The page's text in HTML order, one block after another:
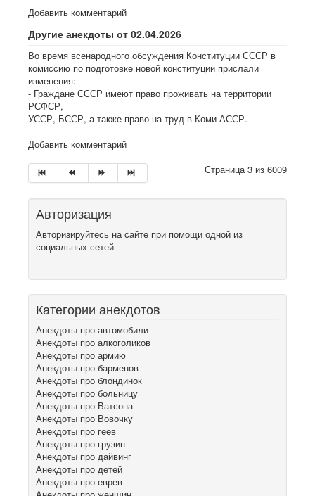
Добавить комментарий
Другие анекдоты от 02.04.2026
Во время всенародного обсуждения Конституции СССР в
комиссию по подготовке новой конституции прислали
изменения:
- Граждане СССР имеют право проживать на территории
РСФСР,
УССР, БССР, а также право на труд в Коми АССР.
Добавить комментарий
Страница 3 из 6009
Авторизация
Авторизируйтесь на сайте при помощи одной из
социальных сетей
Категории анекдотов
Анекдоты про автомобили
Анекдоты про алкоголиков
Анекдоты про армию
Анекдоты про барменов
Анекдоты про блондинок
Анекдоты про больницу
Анекдоты про Ватсона
Анекдоты про Вовочку
Анекдоты про геев
Анекдоты про грузин
Анекдоты про дайвинг
Анекдоты про детей
Анекдоты про еврев